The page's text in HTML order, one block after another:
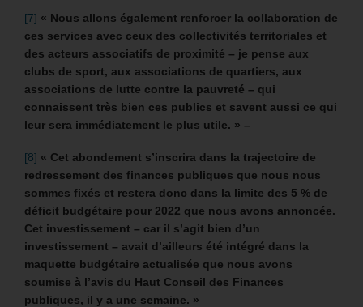
[7] « Nous allons également renforcer la collaboration de
ces services avec ceux des collectivités territoriales et
des acteurs associatifs de proximité – je pense aux
clubs de sport, aux associations de quartiers, aux
associations de lutte contre la pauvreté – qui
connaissent très bien ces publics et savent aussi ce qui
leur sera immédiatement le plus utile. » –
[8] « Cet abondement s’inscrira dans la trajectoire de
redressement des finances publiques que nous nous
sommes fixés et restera donc dans la limite des 5 % de
déficit budgétaire pour 2022 que nous avons annoncée.
Cet investissement – car il s’agit bien d’un
investissement – avait d’ailleurs été intégré dans la
maquette budgétaire actualisée que nous avons
soumise à l’avis du Haut Conseil des Finances
publiques, il y a une semaine. »